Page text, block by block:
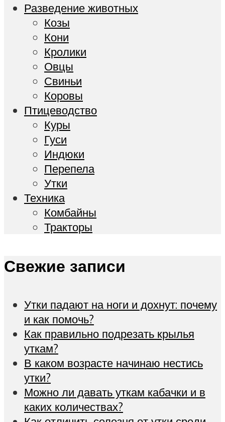
Разведение животных
Козы
Кони
Кролики
Овцы
Свиньи
Коровы
Птицеводство
Куры
Гуси
Индюки
Перепела
Утки
Техника
Комбайны
Тракторы
Свежие записи
Утки падают на ноги и дохнут: почему
и как помочь?
Как правильно подрезать крылья
уткам?
В каком возрасте начинаю нестись
утки?
Можно ли давать уткам кабачки и в
каких количествах?